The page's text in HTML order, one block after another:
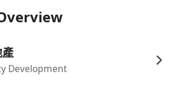
件準備等。
的專業培訓，持續提升個人業務能
Development